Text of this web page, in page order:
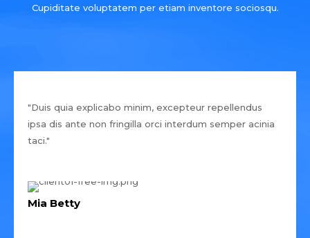
Cupiditate voluptatem per etiam inventore sociosqu.
"Duis quia explicabo minim, excepteur repellendus
ipsa dis ante non fringilla orci interdum semper acinia
taci."
Mia Betty